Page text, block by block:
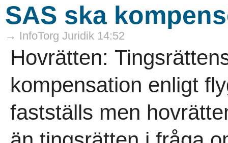
SAS ska
→ InfoTorg Juridik 14:52
Hovrätten:
kompensation enligt
fastställs men